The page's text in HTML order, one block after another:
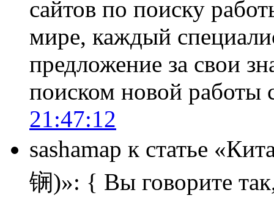
сайтов по поиску
мире, каждый
предложение за свои
поиском новой
21:47:12
sashamap к статье
锎)»: { Вы говорите